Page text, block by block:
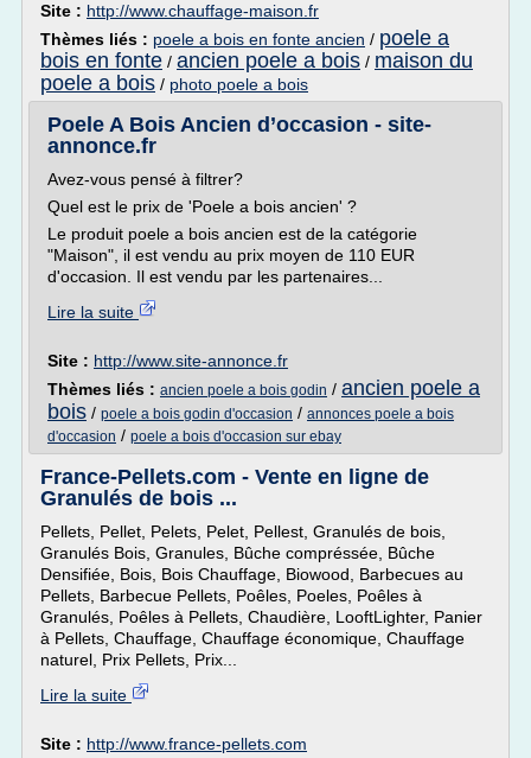
Site : http://www.chauffage-maison.fr
Thèmes liés : poele a bois en fonte ancien / poele a
bois en fonte / ancien poele a bois / maison du
poele a bois / photo poele a bois
Poele A Bois Ancien d’occasion - site-
annonce.fr
Avez-vous pensé à filtrer?
Quel est le prix de 'Poele a bois ancien' ?
Le produit poele a bois ancien est de la catégorie
"Maison", il est vendu au prix moyen de 110 EUR
d'occasion. Il est vendu par les partenaires...
Lire la suite
Site : http://www.site-annonce.fr
Thèmes liés : ancien poele a bois godin / ancien poele a
bois / poele a bois godin d'occasion / annonces poele a bois
d'occasion / poele a bois d'occasion sur ebay
France-Pellets.com - Vente en ligne de
Granulés de bois ...
Pellets, Pellet, Pelets, Pelet, Pellest, Granulés de bois,
Granulés Bois, Granules, Bûche compréssée, Bûche
Densifiée, Bois, Bois Chauffage, Biowood, Barbecues au
Pellets, Barbecue Pellets, Poêles, Poeles, Poêles à
Granulés, Poêles à Pellets, Chaudière, LooftLighter, Panier
à Pellets, Chauffage, Chauffage économique, Chauffage
naturel, Prix Pellets, Prix...
Lire la suite
Site : http://www.france-pellets.com